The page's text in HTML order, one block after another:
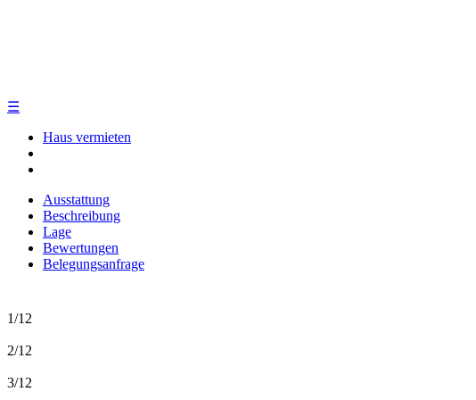
☰
Haus vermieten
Ausstattung
Beschreibung
Lage
Bewertungen
Belegungsanfrage
1/12
2/12
3/12